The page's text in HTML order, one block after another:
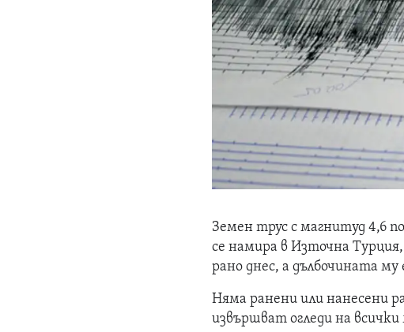
Земен трус с магнитуд 4,6
се намира в Източна
рано днес, а дълбочината му
Няма ранени или нанесени
извършват огледи на